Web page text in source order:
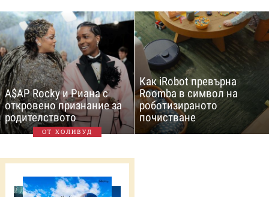
A$AP Rocky и Риана с
откровено признание за
родителството
ОТ ХОЛИВУД
Как iRobot превърна
Roomba в символ на
роботизираното
почистване